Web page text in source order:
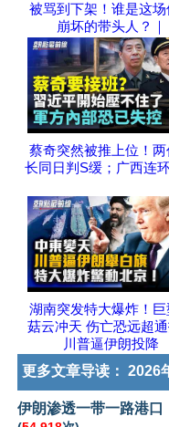
被骂到下架！谁是这场
崩坏的带头人？｜
蔡奇突然被推上位！两
长同日判S缓；广西连
湖南突发特大爆炸！巨
菇云冲天 伤亡恐远超通
川普逼伊朗投降
更多文章导读： 2026
伊朗渗透一带一路港口